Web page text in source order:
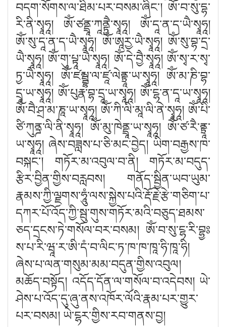
བདག་སོགས་ལ་ཐིམ་པར་བསམ་ཞིང༌། ཨོཾ་བ་སུ་དྷ་
རི་ནི་སྭཱཧཱ། ཨོཾ་ཙནྡྲཱ་ཀཱནྟྱཻ་སྭཱཧཱ། ཨོཾ་དཱ་ན་ད་ཡཻ་སྭཱཧཱ།
ཨོཾ་སུ་དཱ་ན་ད་ཡཻ་སྭཱཧཱ། ཨོཾ་ཨཱརྱ་ཡཻ་སྭཱཧཱ། ཨོཾ་སུ་བྷ་དྲ་
ཡཻ་སྭཱཧཱ། ཨོཾ་གུ་པྟཱ་ཡཻ་སྭཱཧཱ། ཨོཾ་དེ་བྱཻ་སྭཱཧཱ། ཨོཾ་སྭ་ར་སྭ་
ཏྱ་ཡཻ་སྭཱཧཱ། ཨོཾ་ཛམྦྷ་ལ་ཛཱ་ལེནྟྲཱ་ཡ་སྭཱཧཱ། ཨོཾ་མ་ཎི་བྷ་
དྲཱ་ཡ་སྭཱཧཱ། ཨོཾ་པུརྣ་བྷ་དྲཱ་ཡ་སྭཱཧཱ། ཨོཾ་ངྷ་ན་དཱ་ཡ་སྭཱཧཱ།
ཨོཾ་བཻ་ཤྲ་མ་ཎཱ་ཡ་སྭཱཧཱ། ཨོཾ་ཀི་ལི་མཱ་ལི་ནེ་སྭཱཧཱ། ཨོཾ་པི་
ཙི་ཀུནྜ་ལི་ནི་སྭཱཧཱ། ཨོཾ་མུ་ཁེནྡྲཱ་ཡ་སྭཱཧཱ། ཨོཾ་ཙ་རཻ་ནྟྲཱ་
ཡ་སྭཱཧཱ། ཞེས་བཟླས་པ་ཅི་མང་བྱེད། ཡིག་བརྒྱས་ཁ་
བསྐང༌། གཏོར་མ་འབུལ་བ་ནི། གཏོར་མ་བདུད་
རྩིར་བྱིན་གྱིས་བརླབས། གནོད་སྦྱིན་ཡབ་ཡུམ་
རྣམས་ཀྱི་ལྗགས་ཧཱུཾ་ལས་སྐྱེས་པའི་རྡོ་རྗེ་རྩེ་གཅིག་པ་
དཀར་པོ་འོད་ཀྱི་སྦུ་གུས་གཏོར་མའི་བཅུད་ཐམས་
ཅད་དྲངས་ཏེ་གསོལ་བར་བསམ། ཨོཾ་བ་སུ་ངྷ་རི་བྷྱཿ
ས་པ་རི་ཝཱ་ར་ཨི་དཾ་བ་ལིང་ཏ་ཁ་ཁ་ཁཱ་ཧི་ཁཱ་ཧི།
ཞེས་པ་ལན་གསུམ་མམ་བདུན་གྱིས་འབུལ།
མཆོད་བསྟོད། འདོད་དོན་ལ་གསོལ་བ་འདེབས། ཡེ་
ཤེས་པ་འོད་དུ་ཞུ་ནས་འཁོར་ལོའི་རྣམ་པར་གྱུར་
པར་བསམ། ཡེ་ངྷར་གྱིས་རབ་གནས་བྱ།